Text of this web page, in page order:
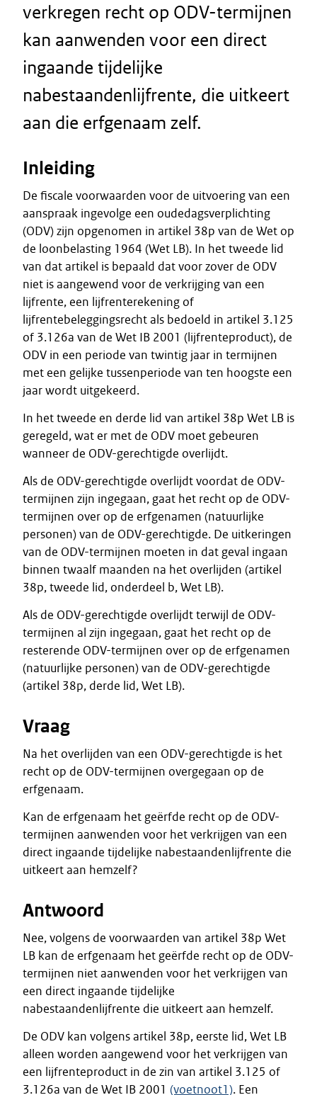
verkregen recht op ODV-termijnen
kan aanwenden voor een direct
ingaande tijdelijke
nabestaandenlijfrente, die uitkeert
aan die erfgenaam zelf.
Inleiding
De fiscale voorwaarden voor de uitvoering van een
aanspraak ingevolge een oudedagsverplichting
(ODV) zijn opgenomen in artikel 38p van de Wet op
de loonbelasting 1964 (Wet LB). In het tweede lid
van dat artikel is bepaald dat voor zover de ODV
niet is aangewend voor de verkrijging van een
lijfrente, een lijfrenterekening of
lijfrentebeleggingsrecht als bedoeld in artikel 3.125
of 3.126a van de Wet IB 2001 (lijfrenteproduct), de
ODV in een periode van twintig jaar in termijnen
met een gelijke tussenperiode van ten hoogste een
jaar wordt uitgekeerd.
In het tweede en derde lid van artikel 38p Wet LB is
geregeld, wat er met de ODV moet gebeuren
wanneer de ODV-gerechtigde overlijdt.
Als de ODV-gerechtigde overlijdt voordat de ODV-
termijnen zijn ingegaan, gaat het recht op de ODV-
termijnen over op de erfgenamen (natuurlijke
personen) van de ODV-gerechtigde. De uitkeringen
van de ODV-termijnen moeten in dat geval ingaan
binnen twaalf maanden na het overlijden (artikel
38p, tweede lid, onderdeel b, Wet LB).
Als de ODV-gerechtigde overlijdt terwijl de ODV-
termijnen al zijn ingegaan, gaat het recht op de
resterende ODV-termijnen over op de erfgenamen
(natuurlijke personen) van de ODV-gerechtigde
(artikel 38p, derde lid, Wet LB).
Vraag
Na het overlijden van een ODV-gerechtigde is het
recht op de ODV-termijnen overgegaan op de
erfgenaam.
Kan de erfgenaam het geërfde recht op de ODV-
termijnen aanwenden voor het verkrijgen van een
direct ingaande tijdelijke nabestaandenlijfrente die
uitkeert aan hemzelf?
Antwoord
Nee, volgens de voorwaarden van artikel 38p Wet
LB kan de erfgenaam het geërfde recht op de ODV-
termijnen niet aanwenden voor het verkrijgen van
een direct ingaande tijdelijke
nabestaandenlijfrente die uitkeert aan hemzelf.
De ODV kan volgens artikel 38p, eerste lid, Wet LB
alleen worden aangewend voor het verkrijgen van
een lijfrenteproduct in de zin van artikel 3.125 of
3.126a van de Wet IB 2001 (voetnoot1). Een